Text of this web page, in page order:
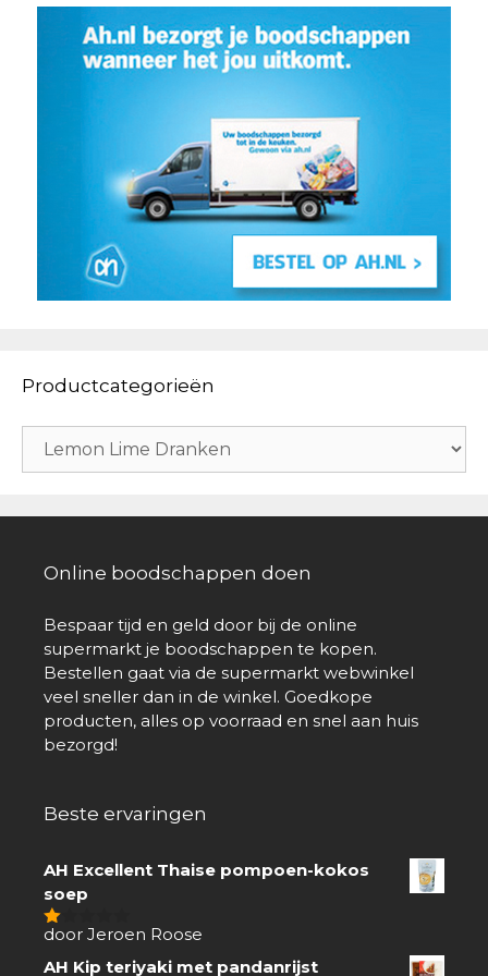
Productcategorieën
Online boodschappen doen
Bespaar tijd en geld door bij de online
supermarkt je boodschappen te kopen.
Bestellen gaat via de supermarkt webwinkel
veel sneller dan in de winkel. Goedkope
producten, alles op voorraad en snel aan huis
bezorgd!
Beste ervaringen
AH Excellent Thaise pompoen-kokos
soep
1
5
door Jeroen Roose
AH Kip teriyaki met pandanrijst